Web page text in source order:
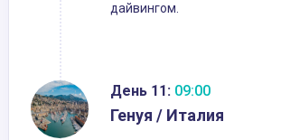
дайвингом.
День 11: 09:00
Генуя / Италия